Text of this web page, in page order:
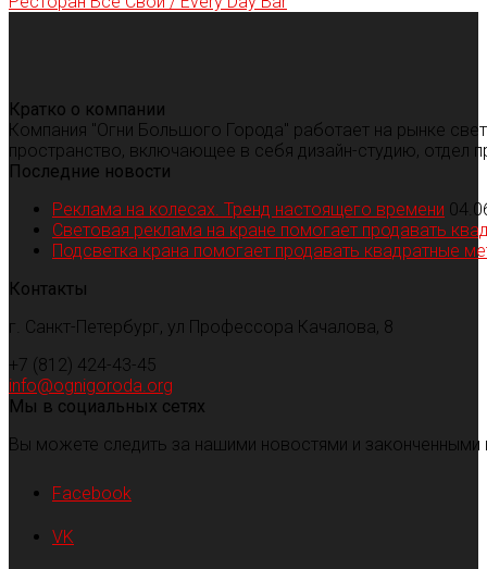
Кратко о компании
Компания "Огни Большого Города" работает на рынке
пространство, включающее в себя дизайн-студию, отдел
Последние новости
Реклама на колесах. Тренд настоящего времени
Световая реклама на кране помогает продавать
Подсветка крана помогает продавать квадратные
Контакты
г. Санкт-Петербург, ул Профессора Качалова, 8
+7 (812) 424-43-45
info@ognigoroda.org
Мы в социальных сетях
Вы можете следить за нашими новостями и
Facebook
VK